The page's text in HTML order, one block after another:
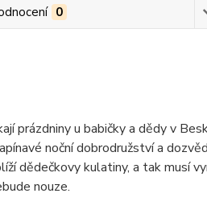
0
prázdniny u babičky a dědy v
noční dobrodružství a
dědečkovy kulatiny, a tak musí
nouze.